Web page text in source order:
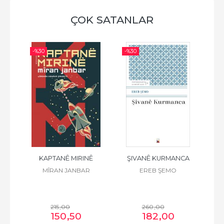
ÇOK SATANLAR
-%30
KAPTANÊ MIRINÊ
MÎRAN JANBAR
215,00
150,50
-%30
ŞIVANÊ KURMANCA
EREB ŞEMO
260,00
182,00